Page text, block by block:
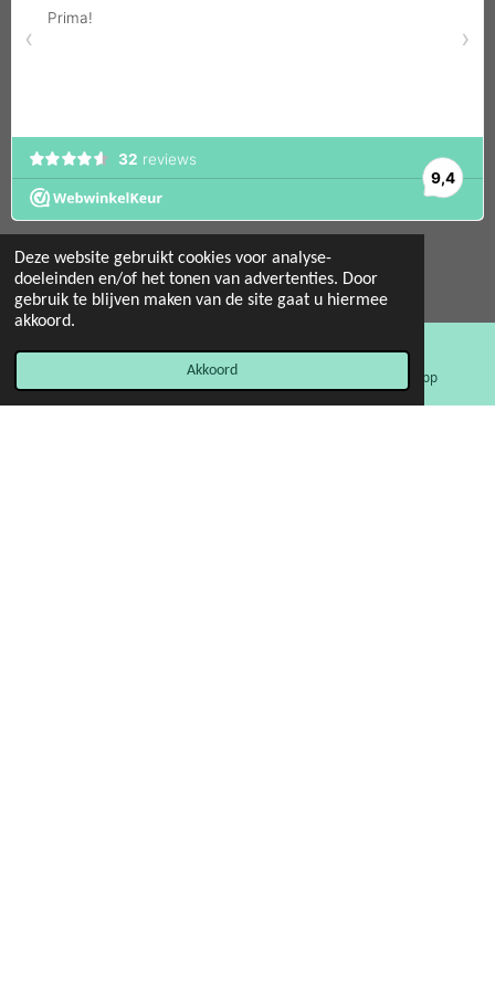
Deze website gebruikt cookies voor analyse-
doeleinden en/of het tonen van advertenties. Door
gebruik te blijven maken van de site gaat u hiermee
akkoord.
Akkoord
© 2022 - 2026 Mint 11 giftstore
Powered byJouwWeb
Facebook WhatsApp